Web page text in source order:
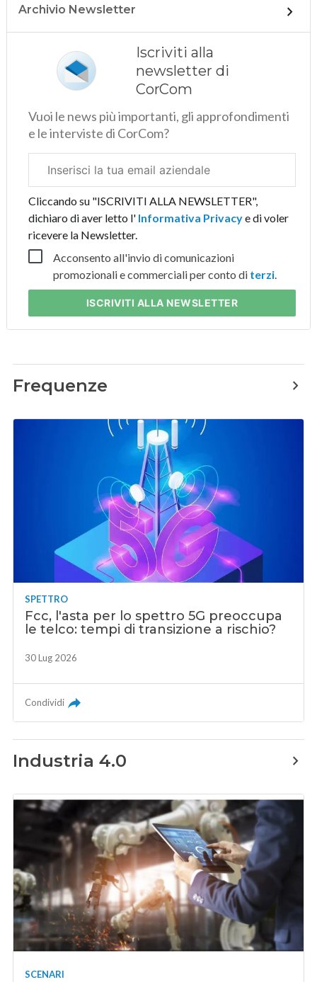
Archivio Newsletter
Iscriviti alla
newsletter di
CorCom
Vuoi le news più importanti, gli approfondimenti
e le interviste di CorCom?
aziendale
Cliccando su "ISCRIVITI ALLA NEWSLETTER",
dichiaro di aver letto l' Informativa Privacye di voler
ricevere la Newsletter.
Acconsento all'invio di comunicazioni
promozionali e commerciali per conto di terzi.
ISCRIVITI ALLA NEWSLETTER
Frequenze
SPETTRO
Fcc, l'asta per lo spettro 5G preoccupa
le telco: tempi di transizione a rischio?
30 Lug 2026
Condividi
Industria 4.0
SCENARI